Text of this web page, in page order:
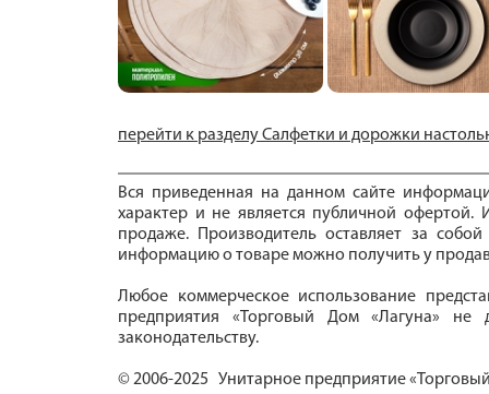
перейти к разделу Салфетки и дорожки
Вся приведенная на данном сайте
характер и не является публичной офертой.
продаже. Производитель оставляет за
информацию о товаре можно получить у
Любое коммерческое использование
предприятия «Торговый Дом «Лагуна» не
законодательству.
© 2006-2025 Унитарное предприятие